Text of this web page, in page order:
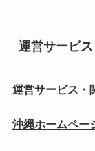
運営サービ
運営サービス・
沖縄ホームペー